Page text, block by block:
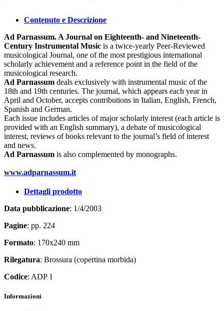
Contenuto e Descrizione
Ad Parnassum. A Journal on Eighteenth- and Nineteenth-
Century Instrumental Music is a twice-yearly Peer-Reviewed
musicological Journal, one of the most prestigious international
scholarly achievement and a reference point in the field of the
musicological research.
Ad Parnassum deals exclusively with instrumental music of the
18th and 19th centuries. The journal, which appears each year in
April and October, accepts contributions in Italian, English, French,
Spanish and German.
Each issue includes articles of major scholarly interest (each article is
provided with an English summary), a debate of musicological
interest, reviews of books relevant to the journal’s field of interest
and news.
Ad Parnassum is also complemented by monographs.
www.adparnassum.it
Dettagli prodotto
Data pubblicazione: 1/4/2003
Pagine: pp. 224
Formato: 170x240 mm
Rilegatura: Brossura (copertina morbida)
Codice: ADP 1
Informazioni